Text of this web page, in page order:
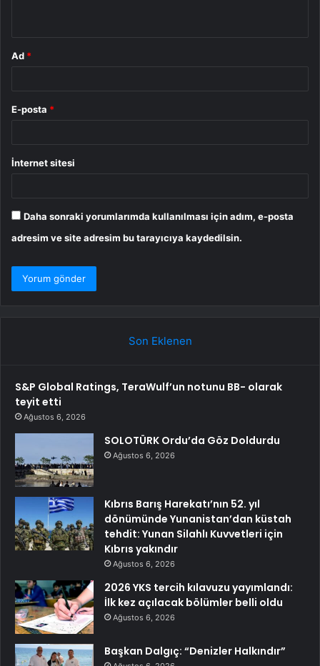
Ad *
E-posta *
İnternet sitesi
Daha sonraki yorumlarımda kullanılması için adım, e-posta
adresim ve site adresim bu tarayıcıya kaydedilsin.
Son Eklenen
S&P Global Ratings, TeraWulf’un notunu BB- olarak
teyit etti
Ağustos 6, 2026
SOLOTÜRK Ordu’da Göz Doldurdu
Ağustos 6, 2026
Kıbrıs Barış Harekatı’nın 52. yıl
dönümünde Yunanistan’dan küstah
tehdit: Yunan Silahlı Kuvvetleri için
Kıbrıs yakındır
Ağustos 6, 2026
2026 YKS tercih kılavuzu yayımlandı:
İlk kez açılacak bölümler belli oldu
Ağustos 6, 2026
Başkan Dalgıç: “Denizler Halkındır”